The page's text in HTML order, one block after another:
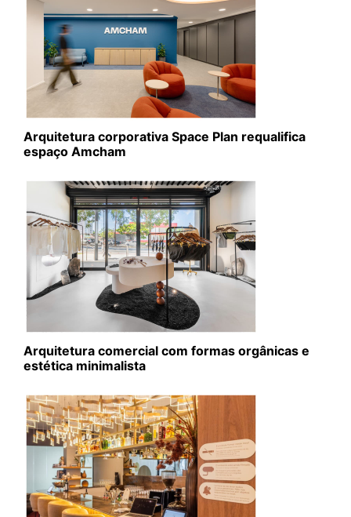
Arquitetura corporativa Space Plan requalifica
espaço Amcham
Arquitetura comercial com formas orgânicas e
estética minimalista